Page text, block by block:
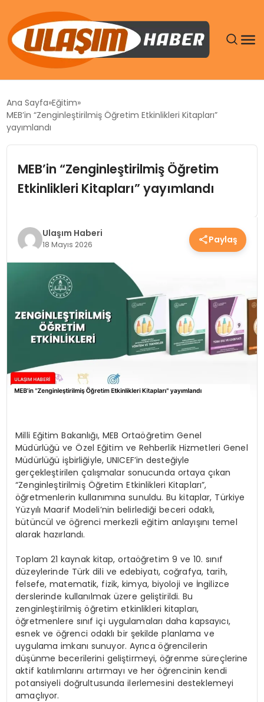
SIYASET
EKONOMI
TEKNOLOJI
YAŞAM
Ana Sayfa Eğitim
MEB’in “Zenginleştirilmiş Öğretim Etkinlikleri Kitapları”
yayımlandı
MEB’in “Zenginleştirilmiş Öğretim
Etkinlikleri Kitapları” yayımlandı
Ulaşım Haberi
18 Mayıs 2026 Paylaş
Milli Eğitim Bakanlığı, MEB Ortaöğretim Genel
Müdürlüğü ve Özel Eğitim ve Rehberlik Hizmetleri Genel
Müdürlüğü işbirliğiyle, UNICEF’in desteğiyle
gerçekleştirilen çalışmalar sonucunda ortaya çıkan
“Zenginleştirilmiş Öğretim Etkinlikleri Kitapları”,
öğretmenlerin kullanımına sunuldu. Bu kitaplar, Türkiye
Yüzyılı Maarif Modeli’nin belirlediği beceri odaklı,
bütüncül ve öğrenci merkezli eğitim anlayışını temel
alarak hazırlandı.
Toplam 21 kaynak kitap, ortaöğretim 9 ve 10. sınıf
düzeylerinde Türk dili ve edebiyatı, coğrafya, tarih,
felsefe, matematik, fizik, kimya, biyoloji ve İngilizce
derslerinde kullanılmak üzere geliştirildi. Bu
zenginleştirilmiş öğretim etkinlikleri kitapları,
öğretmenlere sınıf içi uygulamaları daha kapsayıcı,
esnek ve öğrenci odaklı bir şekilde planlama ve
uygulama imkanı sunuyor. Ayrıca öğrencilerin
düşünme becerilerini geliştirmeyi, öğrenme süreçlerine
aktif katılımlarını artırmayı ve her öğrencinin kendi
potansiyeli doğrultusunda ilerlemesini desteklemeyi
amaçlıyor.